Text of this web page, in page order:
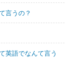
言うの？
英語でなんて言う